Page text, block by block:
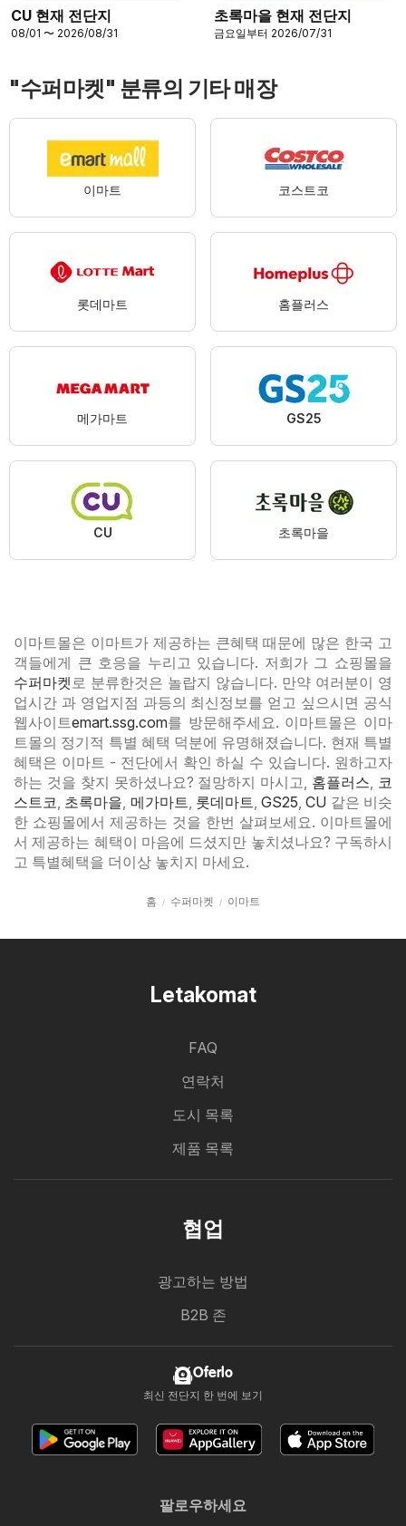
CU 현재 전단지
08/01 〜 2026/08/31
초록마을 현재 전단지
금요일부터 2026/07/31
"수퍼마켓" 분류의 기타 매장
이마트 코스트코
롯데마트 홈플러스
메가마트 GS25
CU 초록마을
이마트몰은 이마트가 제공하는 큰혜택 때문에 많은 한국 고
객들에게 큰 호응을 누리고 있습니다. 저희가 그 쇼핑몰을
수퍼마켓로 분류한것은 놀랍지 않습니다. 만약 여러분이 영
업시간 과 영업지점 과등의 최신정보를 얻고 싶으시면 공식
웹사이트emart.ssg.com를 방문해주세요. 이마트몰은 이마
트몰의 정기적 특별 혜택 덕분에 유명해졌습니다. 현재 특별
혜택은 이마트 - 전단에서 확인 하실 수 있습니다. 원하고자
하는 것을 찾지 못하셨나요? 절망하지 마시고, 홈플러스, 코
스트코, 초록마을, 메가마트, 롯데마트,GS25,CU 같은 비슷
한 쇼핑몰에서 제공하는 것을 한번 살펴보세요. 이마트몰에
서 제공하는 혜택이 마음에 드셨지만 놓치셨나요? 구독하시
고 특별혜택을 더이상 놓치지 마세요.
홈 수퍼마켓 이마트
Letakomat
FAQ
연락처
도시 목록
제품 목록
협업
광고하는 방법
B2B 존
Oferlo
최신 전단지 한 번에 보기
팔로우하세요